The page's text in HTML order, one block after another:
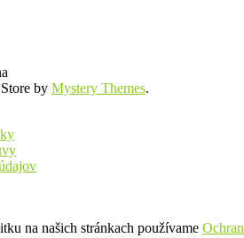
by Mystery Themes.
na našich stránkach používame